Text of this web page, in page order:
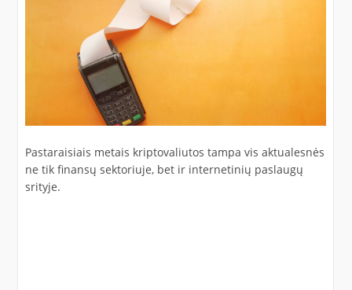
Pastaraisiais metais kriptovaliutos tampa vis aktualesnės
ne tik finansų sektoriuje, bet ir internetinių paslaugų
srityje.